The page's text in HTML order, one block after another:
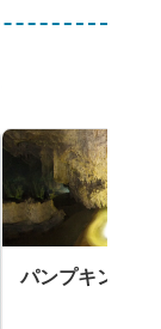
パンプキン鍾乳